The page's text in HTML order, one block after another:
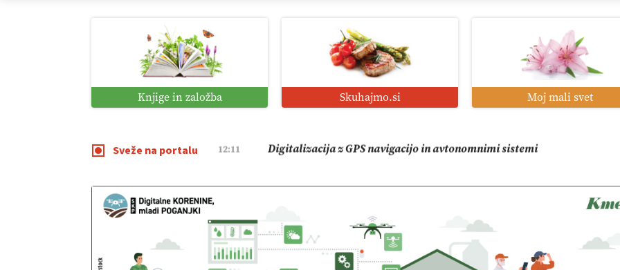
Knjige in založba Skuhajmo.si Moj mali svet
Sveže na portalu
01:38 Digitalno od satelita do prašičjega korita
12:11 Digitalizacija z GPS navigacijo in avtonomnimi sistemi
09:09 Pomagajmo družini Bregar po uničujočem požaru